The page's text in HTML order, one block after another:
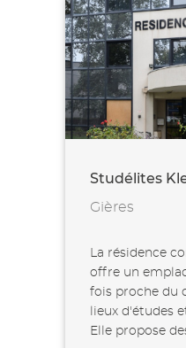
Studélites
Gières
La résidence
offre un
fois proche du
lieux d'études
Elle propose